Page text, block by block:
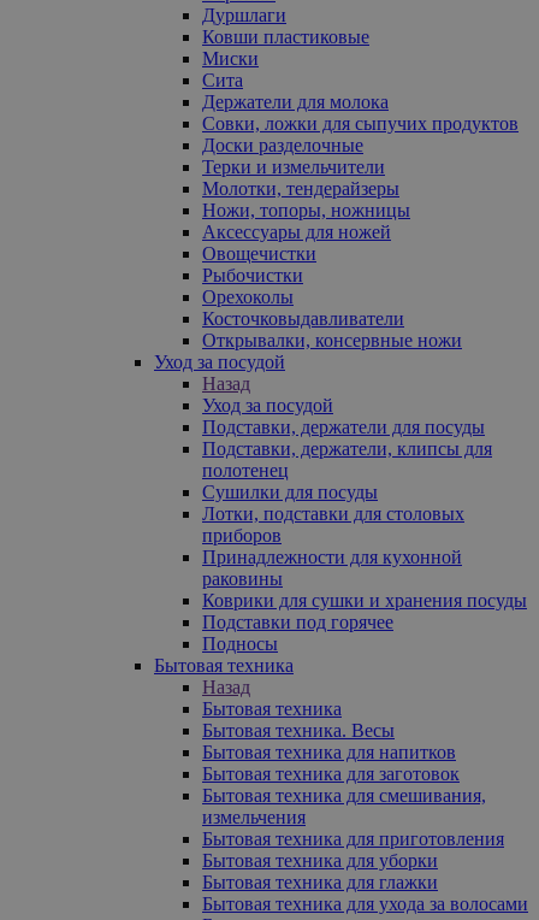
Дуршлаги
Ковши пластиковые
Миски
Сита
Держатели для молока
Совки, ложки для сыпучих продуктов
Доски разделочные
Терки и измельчители
Молотки, тендерайзеры
Ножи, топоры, ножницы
Аксессуары для ножей
Овощечистки
Рыбочистки
Орехоколы
Косточковыдавливатели
Открывалки, консервные ножи
Уход за посудой
Назад
Уход за посудой
Подставки, держатели для посуды
Подставки, держатели, клипсы для
полотенец
Сушилки для посуды
Лотки, подставки для столовых
приборов
Принадлежности для кухонной
раковины
Коврики для сушки и хранения посуды
Подставки под горячее
Подносы
Бытовая техника
Назад
Бытовая техника
Бытовая техника. Весы
Бытовая техника для напитков
Бытовая техника для заготовок
Бытовая техника для смешивания,
измельчения
Бытовая техника для приготовления
Бытовая техника для уборки
Бытовая техника для глажки
Бытовая техника для ухода за волосами